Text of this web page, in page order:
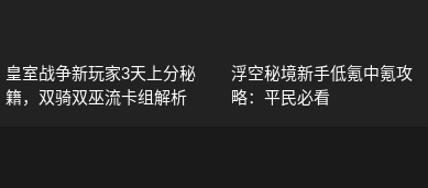
皇室战争新玩家3天上分秘
籍，双骑双巫流卡组解析
浮空秘境新手低氪中氪攻
略：平民必看